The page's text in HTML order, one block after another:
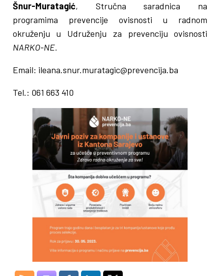
Šnur-Muratagić, Stručna saradnica na
programima prevencije ovisnosti u radnom
okruženju u Udruženju za prevenciju ovisnosti
NARKO-NE.
Email: ileana.snur.muratagic@prevencija.ba
Tel.: 061 663 410